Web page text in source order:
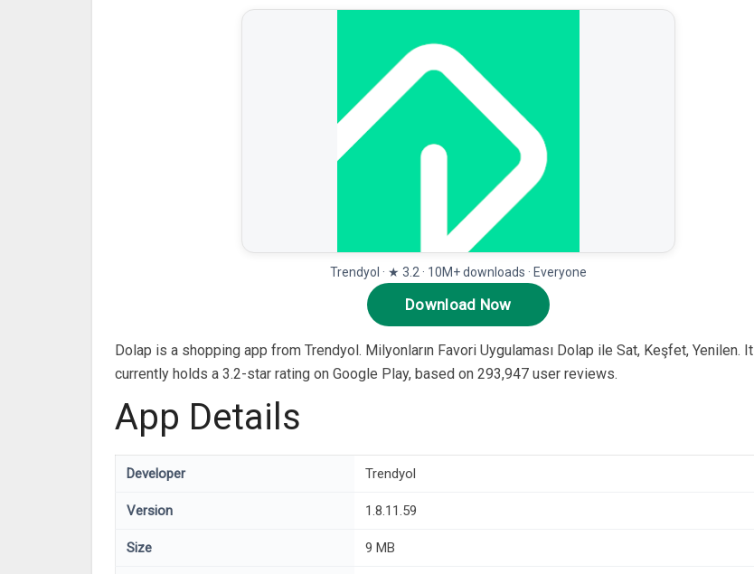
Trendyol · ★ 3.2 · 10M+ downloads · Everyone
Download Now
Dolap is a shopping app from Trendyol. Milyonların Favori Uygulaması Dolap ile Sat, Keşfet, Yenilen. It
currently holds a 3.2-star rating on Google Play, based on 293,947 user reviews.
App Details
Developer Trendyol
Version 1.8.11.59
Size 9 MB